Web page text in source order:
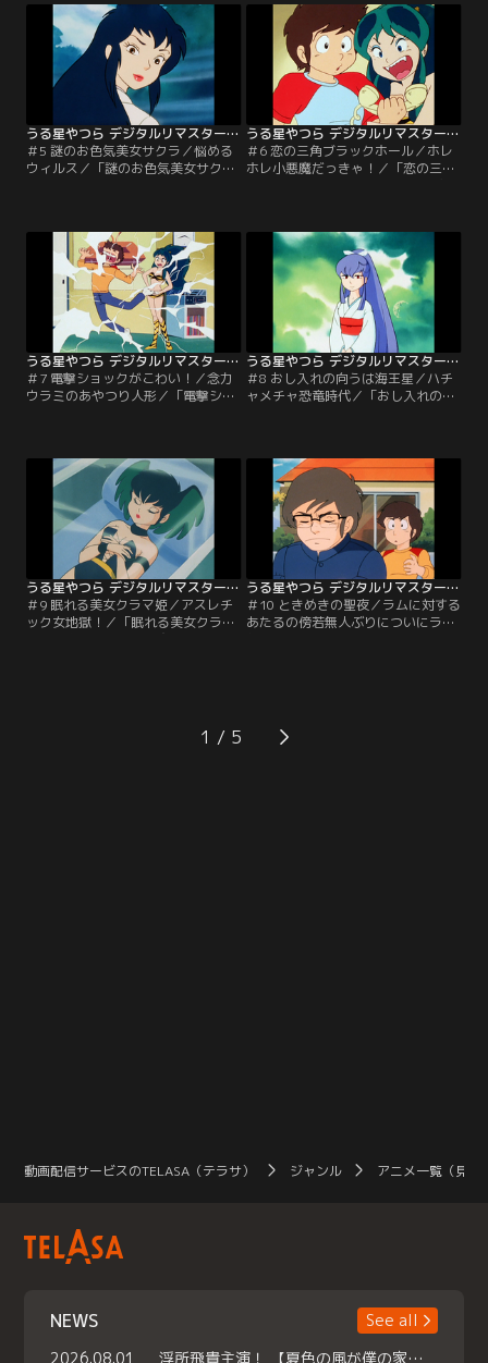
と巨大虎牛に変身するという変態体
質！ラムをかけて、あたるとレイの
戦慄の戦いが今はじまる！「くたば
れイロ男！」ラムは地球語の話せな
いレイに、プロポーズできたら一緒
に帰ると約束する。【提供：バンダ
から美人の保母さんが現れ、あたる
はひと目ぼれするが…。「たくまし
く生きるんやっ！」金太郎たちの修
学旅行はなぜか地球の幼稚園に見学
に行くことになる。そこで金太郎
は…。【提供：バンダイチャンネ
うる星やつら デジタルリマスター版 第1シーズン ＃005
＃5 謎のお色気美女サクラ／悩める
ウィルス／「謎のお色気美女サク
ったお色気美女サクラに悪霊がつい
ていると指摘され…。「悩めるウィ
ルス」あたるの学校の保健医として
やって来たサクラ。生徒たちはサク
ラに治療してもらおうと仮病を使っ
て保健室に押しかける…。【提供：
バンダイチャンネル】
うる星やつら デジタルリマスター版 第1シーズン ＃006
＃6 恋の三角ブラックホール／ホレ
ホレ小悪魔だっきゃ！／「恋の三角
あたるとしのぶも必死に防戦！その
三人を結ぶ領域で飛行機が姿を消し
てしまって…。「ホレホレ小悪魔だ
っきゃ！」ありとあらゆる偶然のせ
いで、あたるは合わせ鏡より小悪魔
を呼び出してしまった。【提供：バ
ンダイチャンネル】
うる星やつら デジタルリマスター版 第1シーズン ＃007
＃7 電撃ショックがこわい！／念力
ウラミのあやつり人形／「電撃ショ
超能力封じ込めのお守り。勝利を喜
ぶあたるだったが…。「念力ウラミ
のあやつり人形」ラムの星でいま大
流行の『念動力人形』。その人形の
中に動かしたい人の髪の毛を入れる
と、自由にその人を操れる…。【提
供：バンダイチャンネル】
うる星やつら デジタルリマスター版 第1シーズン ＃008
＃8 おし入れの向うは海王星／ハチ
ャメチャ恐竜時代／「おし入れの向
がっていたのだ。「ハチャメチャ恐
竜時代」大衝突の果てに恐竜時代に
あたるたちはタイムスリップ！テン
は卵に間違えられるわ、あたるは恐
竜の恋人になったりの大騒ぎ。【提
供：バンダイチャンネル】
うる星やつら デジタルリマスター版 第1シーズン ＃009
＃9 眠れる美女クラマ姫／アスレチ
ック女地獄！／「眠れる美女クラマ
レチック女地獄！」あたるの精神を
鍛え直そうとクラマ姫はワナを仕掛
うる星やつら デジタルリマスター版 第1シーズン ＃010
＃10 ときめきの聖夜／ラムに対する
あたるの傍若無人ぶりについにラム
1
動画配信サービスのTELASA（テラサ） ジャンル アニメ一覧（見放
NEWS
See all
2026.08.01
浮所飛貴主演！ 【夏色の風が僕の家にやってきた】 本日よりテラサで独占配信スタート！